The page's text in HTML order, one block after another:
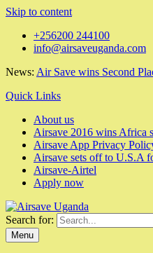
Skip to content
+256200 244100
info@airsaveuganda.com
News: Air Save wins Second
Quick Links
About us
Airsave 2016 wins Africa
Airsave App Privacy
Airsave sets off to U.S.A
Airsave-Airtel
Apply now
Search for:
Menu